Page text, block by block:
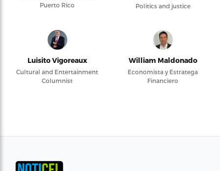
Puerto Rico
Politics and justice
Luisito Vigoreaux
Cultural and Entertainment
Columnist
William Maldonado
Economista y Estratega
Financiero